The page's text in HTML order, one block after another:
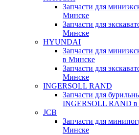
Запчасти для
Минске
Запчасти для
Минске
HYUNDAI
Запчасти для
в Минске
Запчасти для
Минске
INGERSOLL RAND
Запчасти для
INGERSOLL RAND
JCB
Запчасти для
Минске